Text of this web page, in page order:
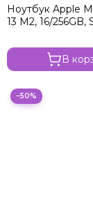
Ноутбук Apple
13 M2, 16/256GB,
В
−50%